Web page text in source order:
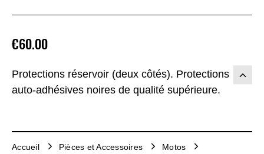
Protections réservoir (deux côtés). Protections
auto-adhésives noires de qualité supérieure.
€60.00
Accueil Pièces et Accessoires
Motos